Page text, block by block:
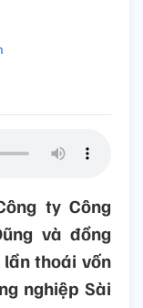
ty Công
và đồng
thoái vốn
nghiệp Sài